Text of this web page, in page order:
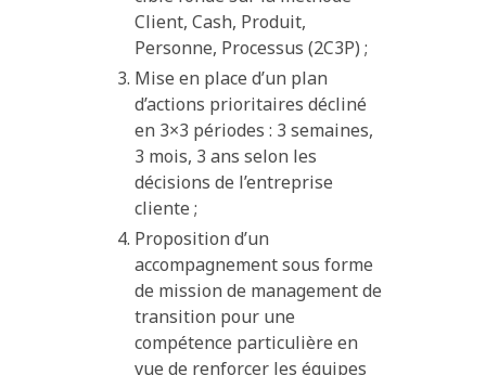
Client, Cash, Produit,
Personne, Processus (2C3P) ;
Mise en place d’un plan
d’actions prioritaires décliné
en 3×3 périodes : 3 semaines,
3 mois, 3 ans selon les
décisions de l’entreprise
cliente ;
Proposition d’un
accompagnement sous forme
de mission de management de
transition pour une
compétence particulière en
vue de renforcer les équipes